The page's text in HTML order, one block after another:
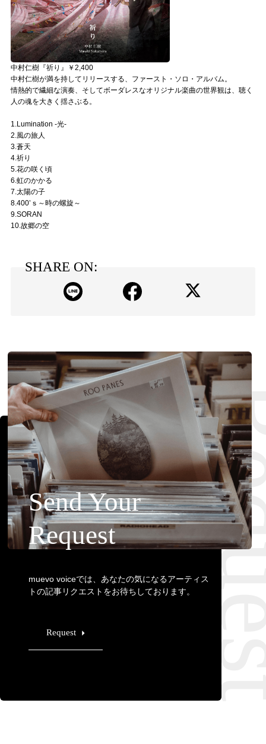
中村仁樹『祈り』￥2,400
中村仁樹が満を持してリリースする、ファースト・ソロ・アルバム。
情熱的で繊細な演奏、そしてボーダレスなオリジナル楽曲の世界観は、聴く
人の魂を大きく揺さぶる。
1.Lumination -光-
2.風の旅人
3.蒼天
4.祈り
5.花の咲く頃
6.虹のかかる
7.太陽の子
8.400’ｓ～時の螺旋～
9.SORAN
10.故郷の空
SHARE ON:
Send Your
Request
muevo voiceでは、あなたの気になるアーティス
トの記事リクエストをお待ちしております。
Request